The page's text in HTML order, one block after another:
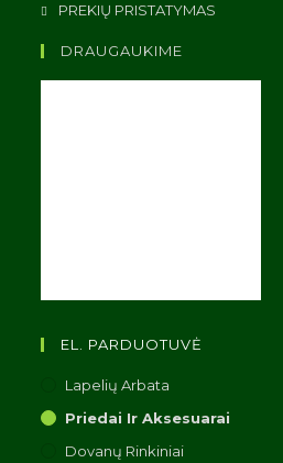
PREKIŲ PRISTATYMAS
DRAUGAUKIME
EL. PARDUOTUVĖ
Lapelių Arbata
Priedai Ir Aksesuarai
Dovanų Rinkiniai